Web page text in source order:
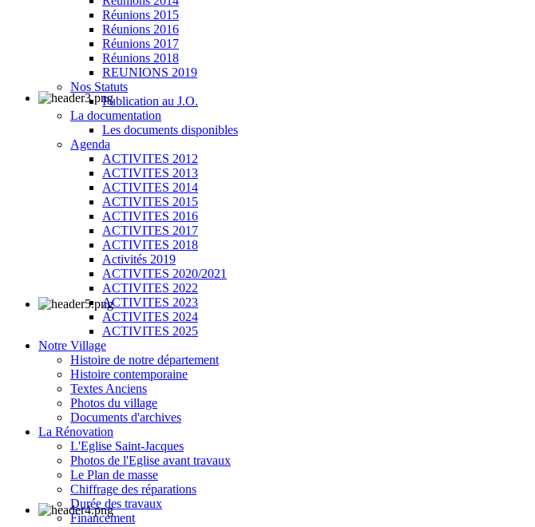
Réunions 2015
Réunions 2016
Réunions 2017
Réunions 2018
REUNIONS 2019
Nos Statuts
Publication au J.O.
La documentation
Les documents disponibles
Agenda
ACTIVITES 2012
ACTIVITES 2013
ACTIVITES 2014
ACTIVITES 2015
ACTIVITES 2016
ACTIVITES 2017
ACTIVITES 2018
Activités 2019
ACTIVITES 2020/2021
ACTIVITES 2022
ACTIVITES 2023
ACTIVITES 2024
ACTIVITES 2025
Notre Village
Histoire de notre département
Histoire contemporaine
Textes Anciens
Photos du village
Documents d'archives
La Rénovation
L'Eglise Saint-Jacques
Photos de l'Eglise avant travaux
Le Plan de masse
Chiffrage des réparations
Durée des travaux
Financement